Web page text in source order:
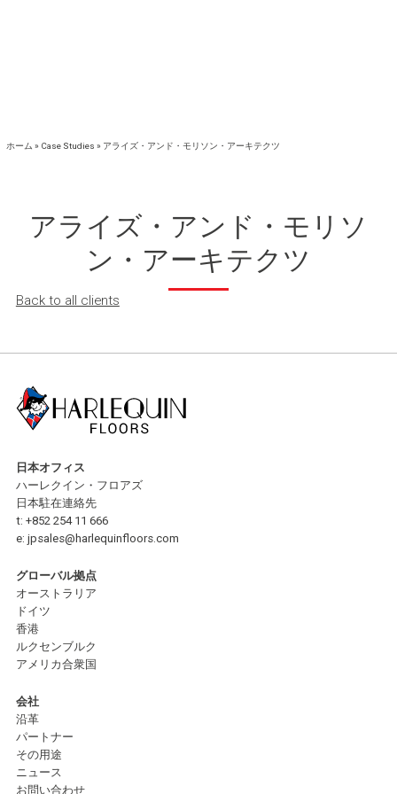
ホーム » Case Studies » アライズ・アンド・モリソン・アーキテクツ
アライズ・アンド・モリソ
ン・アーキテクツ
Back to all clients
日本オフィス
ハーレクイン・フロアズ
日本駐在連絡先
t: +852 254 11 666
e: jpsales@harlequinfloors.com
グローバル拠点
オーストラリア
ドイツ
香港
ルクセンブルク
アメリカ合衆国
会社
沿革
パートナー
その用途
ニュース
お問い合わせ